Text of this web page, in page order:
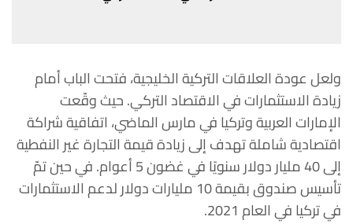
ولعلعودةالعلاقاتالتركيةالخليجية،فتحتالبابأمام
زيادةالاستثماراتفيالاقتصادالتركي.حيثوقّعت
الإماراتالعربيةوتركيافيمارسالماضي، اتفاقيةشراكة
اقتصاديةشاملةتهدفإلىزيادةقيمةالتجارةغيرالنفطية
إلى
ملياردولارسنويًافيغضون أعوام.فيحينتمّ
تأسيسصندوقبقيمة 10 ملياراتدولارلدعمالاستثمارات
فيتركيافيالعام